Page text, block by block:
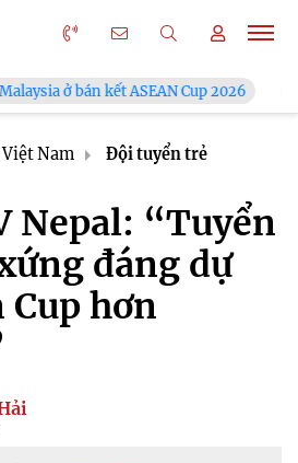
ASEAN Cup 2026 VFF công
Nam Đội tuyển trẻ
Nepal: “Tuyển
đáng dự
Cup hơn